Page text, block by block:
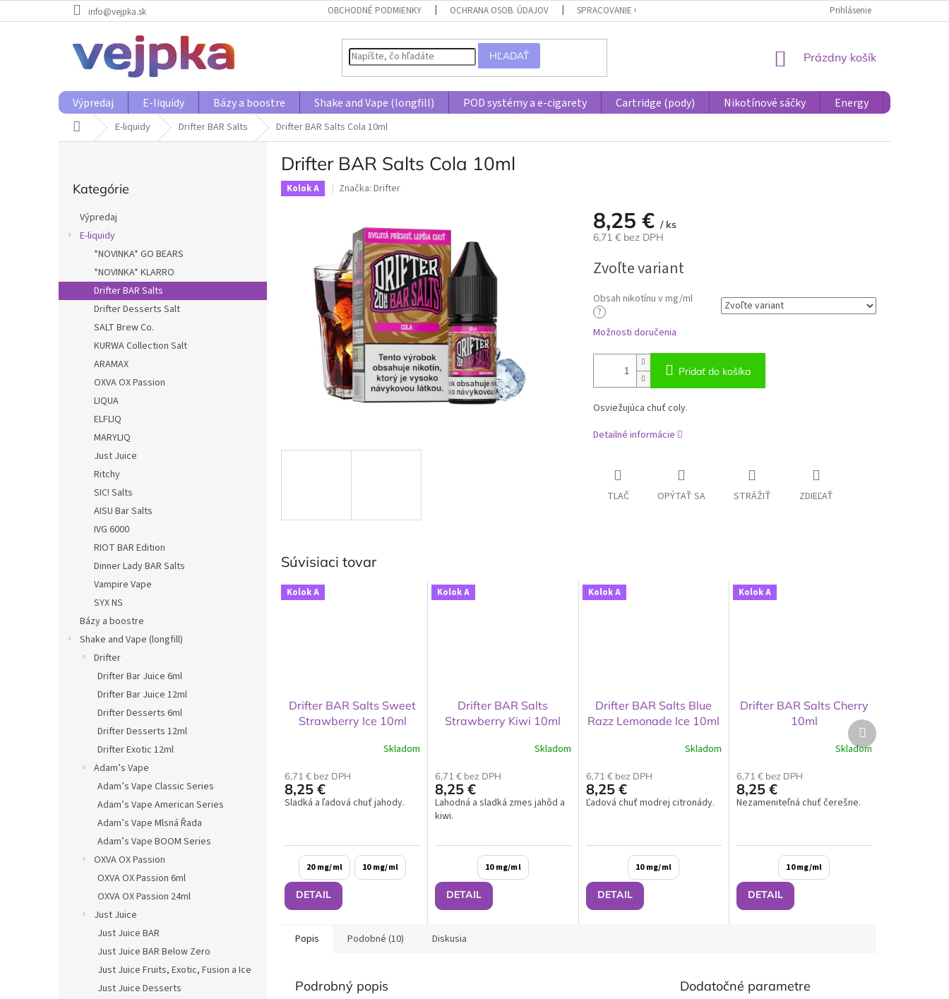
na
info@vejpka.sk OBCHODNÉ PODMIENKY OCHRANA OSOB. ÚDAJOV SPRACOVANIE OSOBNÝCH ÚDAJOV PRE ÚČASTNÍCKE KONTO REKLAMÁCIE A VRÁTENIE
Prihlásenie
HĽADAŤ
NÁKUPNÝ
Prázdny košík
Výpredaj E-liquidy Bázy a boostre Shake and Vape (longfill) POD systémy a e-cigarety Cartridge (pody) Nikotínové sáčky Energy
DomovE-liquidy Drifter BAR Salts Drifter BAR Salts Cola 10ml
kategórie
Kategórie
Výpredaj
E-liquidy
*NOVINKA* GO BEARS
*NOVINKA* KLARRO
Drifter BAR Salts
Drifter Desserts Salt
SALT Brew Co.
KURWA Collection Salt
ARAMAX
OXVA OX Passion
LIQUA
ELFLIQ
MARYLIQ
Just Juice
Ritchy
SIC! Salts
AISU Bar Salts
IVG 6000
RIOT BAR Edition
Dinner Lady BAR Salts
Vampire Vape
SYX NS
Bázy a boostre
Shake and Vape (longfill)
Drifter
Drifter Bar Juice 6ml
Drifter Bar Juice 12ml
Drifter Desserts 6ml
Drifter Desserts 12ml
Drifter Exotic 12ml
Adam’s Vape
Adam’s Vape Classic Series
Adam’s Vape American Series
Adam’s Vape Mlsná Řada
Adam’s Vape BOOM Series
OXVA OX Passion
OXVA OX Passion 6ml
OXVA OX Passion 24ml
Just Juice
Just Juice BAR
Just Juice BAR Below Zero
Just Juice Fruits, Exotic, Fusion a Ice
Just Juice Desserts
Drifter BAR Salts Cola 10ml
Kolok A Značka: Drifter
8,25 € / ks
6,71 € bez DPH
cena:
Zvoľte variant
Obsah nikotínu v mg/ml
?
Možnosti doručenia
Pridať do košíka
Osviežujúca chuť coly.
Detailné informácie
TLAČ OPÝTAŤ SA STRÁŽIŤ ZDIEĽAŤ
Súvisiaci tovar
Kolok A
Drifter BAR Salts Sweet
Strawberry Ice 10ml
Skladom
6,71 € bez DPH
8,25 €
DETAIL
Sladká a ľadová chuť jahody.
20 mg/ml 10 mg/ml
Kolok A
Drifter BAR Salts
Strawberry Kiwi 10ml
Skladom
6,71 € bez DPH
8,25 €
DETAIL
Lahodná a sladká zmes jahôd a
kiwi.
10 mg/ml
Kolok A
Drifter BAR Salts Blue
Razz Lemonade Ice 10ml
Skladom
6,71 € bez DPH
8,25 €
DETAIL
Ľadová chuť modrej citronády.
10 mg/ml
Kolok A
Drifter BAR Salts Cherry
10ml
Skladom
6,71 € bez DPH
8,25 €
DETAIL
Nezameniteľná chuť čerešne.
10 mg/ml
Ďalší
produkt
Popis Podobné (10) Diskusia
Podrobný popis Dodatočné parametre